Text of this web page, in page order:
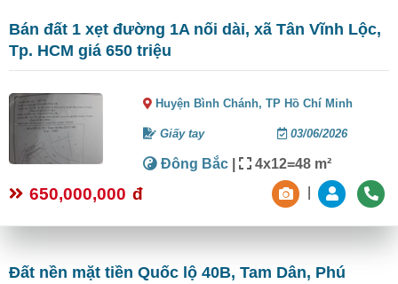
Bán đất 1 xẹt đường 1A nối dài, xã Tân Vĩnh Lộc,
Tp. HCM giá 650 triệu
Huyện Bình Chánh,TP Hồ Chí Minh
Giấy tay 03/06/2026
Đông Bắc | 4x12=48 m²
650,000,000 đ
Đất nền mặt tiền Quốc lộ 40B, Tam Dân, Phú